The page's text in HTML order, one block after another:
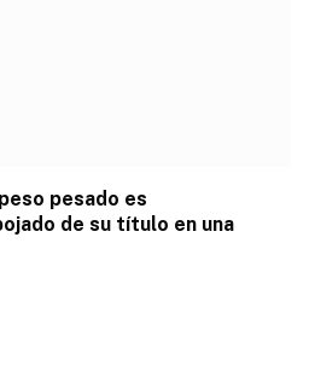
pesado es
de su título en una